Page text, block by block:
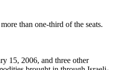
than one-third of the seats.
15, 2006, and three other